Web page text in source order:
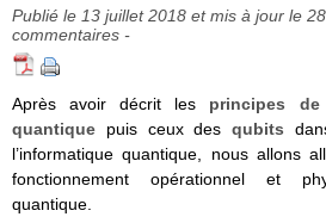
Publié le 13 juillet 2018 et mis à jour le
commentaires -
Après avoir décrit les principes
quantique puis ceux desqubits
l’informatique quantique, nous allons
fonctionnement opérationnel et
quantique.